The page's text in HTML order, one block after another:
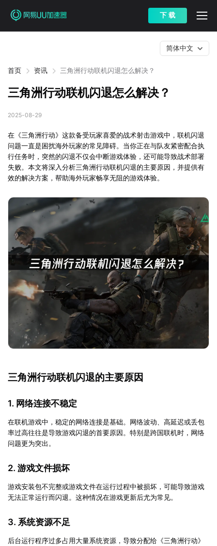
下 载
首页 资讯 三角洲行动联机闪退怎么解决？
简体中文
三角洲行动联机闪退怎么解决？
2025-08-29
在《三角洲行动》这款备受玩家喜爱的战术射击游戏中，联机闪退
问题一直是困扰海外玩家的常见障碍。当你正在与队友紧密配合执
行任务时，突然的闪退不仅会中断游戏体验，还可能导致战术部署
失败。本文将深入分析三角洲行动联机闪退的主要原因，并提供有
效的解决方案，帮助海外玩家畅享无阻的游戏体验。
三角洲行动联机闪退的主要原因
1. 网络连接不稳定
在联机游戏中，稳定的网络连接是基础。网络波动、高延迟或丢包
率过高往往是导致游戏闪退的首要原因。特别是跨国联机时，网络
问题更为突出。
2. 游戏文件损坏
游戏安装包不完整或游戏文件在运行过程中被损坏，可能导致游戏
无法正常运行而闪退。这种情况在游戏更新后尤为常见。
3. 系统资源不足
后台运行程序过多占用大量系统资源，导致分配给《三角洲行动》